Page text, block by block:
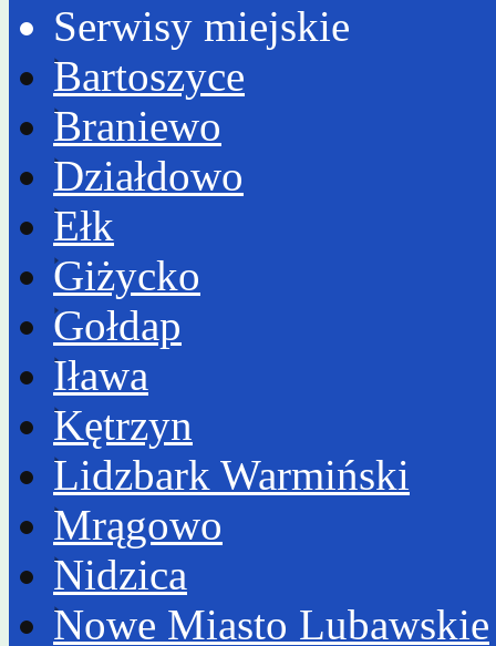
Serwisy miejskie
Bartoszyce
Braniewo
Działdowo
Ełk
Giżycko
Gołdap
Iława
Kętrzyn
Lidzbark Warmiński
Mrągowo
Nidzica
Nowe Miasto Lubawskie